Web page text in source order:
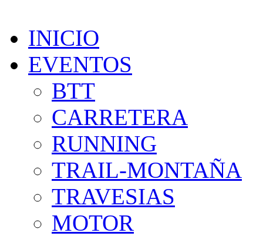
INICIO
EVENTOS
BTT
CARRETERA
RUNNING
TRAIL-MONTAÑA
TRAVESIAS
MOTOR